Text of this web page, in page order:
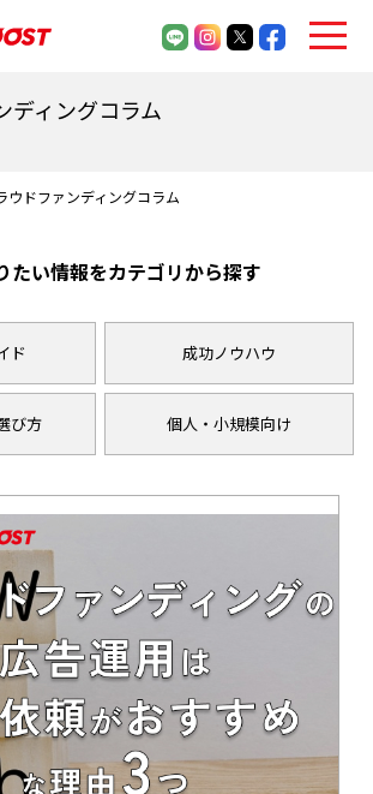
ディングコラム
ウドファンディングコラム
たい情報をカテゴリから探す
ド 成功ノウハウ
び方 個人・小規模向け